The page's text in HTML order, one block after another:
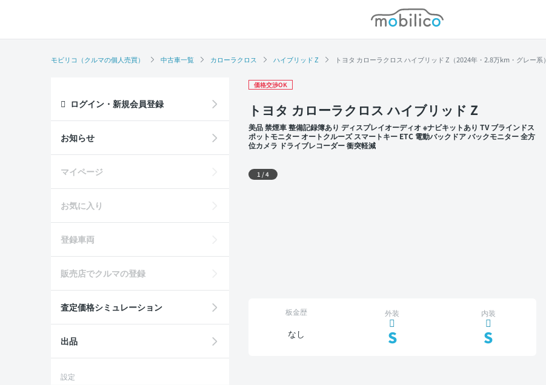
モビリコ
モビリコ（クルマの個人売買） 中古車一覧 カローラクロス ハイブリッド Z トヨタ カローラクロス ハイブリッド Z（2024年・2.8万km・グレー系）
価格交渉OK
トヨタ カローラクロス ハイブリッド Z
美品 禁煙車 整備記録簿あり ディスプレイオーディオ ※ナビキットあり TV ブラインドス
ポットモニター オートクルーズ スマートキー ETC 電動バックドア バックモニター 全方
位カメラ ドライブレコーダー 衝突軽減
外装 左前
1 /4
板金歴
なし
外装
S
内装
S
ログイン・新規会員登録
お知らせ
マイページ
お気に入り
登録車両
販売店でクルマの登録
査定価格シミュレーション
出品
設定